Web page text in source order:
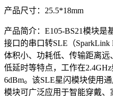
产品尺寸：25.5*18mm
产品简介：E105-BS21模块是
接口的串口转SLE（
体积小、功耗低、传输距离远
低延时等特点，工作在
6dBm。该SLE星闪模块使用
模块可广泛应用于智能穿戴